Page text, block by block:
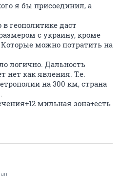
я бы присоединил, а
геополитике даст
с украину, кроме
можно потратить на
логично. Дальность
нет как явления. Т.е.
на 300 км, страна
мильная зона+есть